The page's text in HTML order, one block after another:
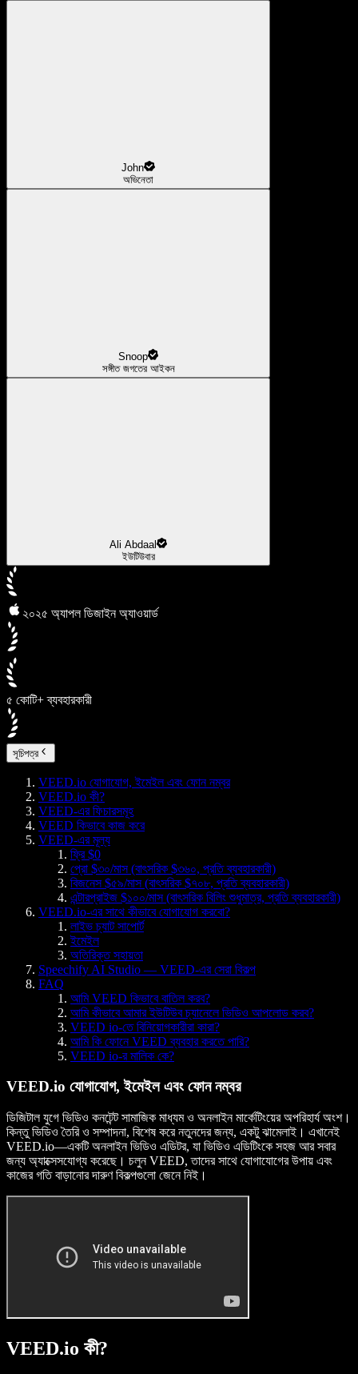
John
অভিনেতা
Snoop
সঙ্গীত জগতের আইকন
Ali Abdaal
ইউটিউবার
২০২৫ অ্যাপল ডিজাইন অ্যাওয়ার্ড
৫ কোটি+ ব্যবহারকারী
সূচিপত্র
VEED.io যোগাযোগ, ইমেইল এবং ফোন নম্বর
VEED.io কী?
VEED-এর ফিচারসমূহ
VEED কিভাবে কাজ করে
VEED-এর মূল্য
ফ্রি $0
প্রো $৩০/মাস (বাৎসরিক $৩৬০, প্রতি ব্যবহারকারী)
বিজনেস $৫৯/মাস (বাৎসরিক $৭০৮, প্রতি ব্যবহারকারী)
এন্টারপ্রাইজ $১০০/মাস (বাৎসরিক বিলিং শুধুমাত্র, প্রতি ব্যবহারকারী)
VEED.io-এর সাথে কীভাবে যোগাযোগ করবো?
লাইভ চ্যাট সাপোর্ট
ইমেইল
অতিরিক্ত সহায়তা
Speechify AI Studio — VEED-এর সেরা বিকল্প
FAQ
আমি VEED কিভাবে বাতিল করব?
আমি কীভাবে আমার ইউটিউব চ্যানেলে ভিডিও আপলোড করব?
VEED io-তে বিনিয়োগকারীরা কারা?
আমি কি ফোনে VEED ব্যবহার করতে পারি?
VEED io-র মালিক কে?
VEED.io যোগাযোগ, ইমেইল এবং ফোন নম্বর
ডিজিটাল যুগে ভিডিও কনটেন্ট সামাজিক মাধ্যম ও অনলাইন মার্কেটিংয়ের অপরিহার্য অংশ।
কিন্তু ভিডিও তৈরি ও সম্পাদনা, বিশেষ করে নতুনদের জন্য, একটু ঝামেলাই। এখানেই
VEED.io—একটি অনলাইন ভিডিও এডিটর, যা ভিডিও এডিটিংকে সহজ আর সবার
জন্য অ্যাক্সেসযোগ্য করেছে। চলুন VEED, তাদের সাথে যোগাযোগের উপায় এবং
কাজের গতি বাড়ানোর দারুণ বিকল্পগুলো জেনে নিই।
VEED.io কী?